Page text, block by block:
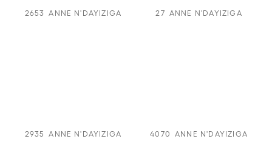
2653 ANNE N'DAYIZIGA 27 ANNE N'DAYIZIGA
2935 ANNE N'DAYIZIGA 4070 ANNE N'DAYIZIGA